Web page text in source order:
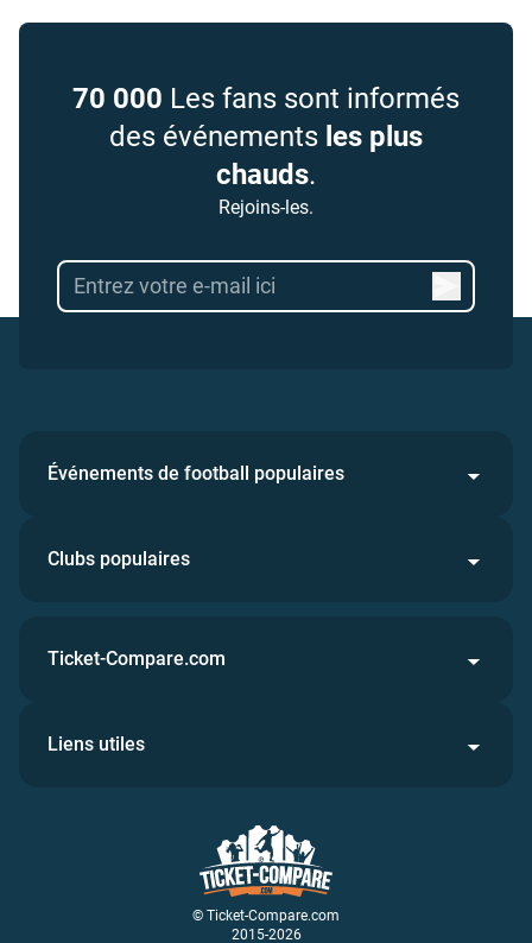
70 000 Les fans sont informés
des événements les plus
chauds.
Rejoins-les.
Événements de football populaires
Clubs populaires
© Ticket-Compare.com
2015-2026
Ticket-Compare.com
Liens utiles